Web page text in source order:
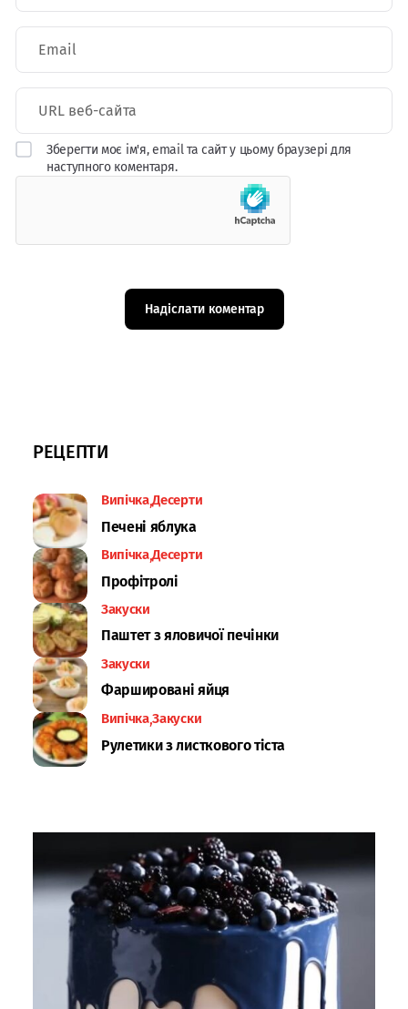
Зберегти моє ім'я, email та сайт у цьому браузері для
наступного коментаря.
РЕЦЕПТИ
Випічка Десерти
Печені яблука
Випічка Десерти
Профітролі
Закуски
Паштет з яловичої печінки
Закуски
Фаршировані яйця
Випічка Закуски
Рулетики з листкового тіста